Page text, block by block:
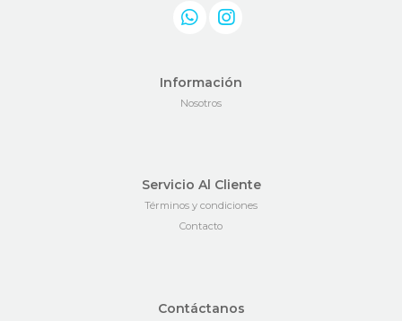
Información
Nosotros
Servicio Al Cliente
Términos y condiciones
Contacto
Contáctanos